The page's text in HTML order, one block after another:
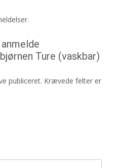
Ture (vaskbar)
publiceret. Krævede felter er